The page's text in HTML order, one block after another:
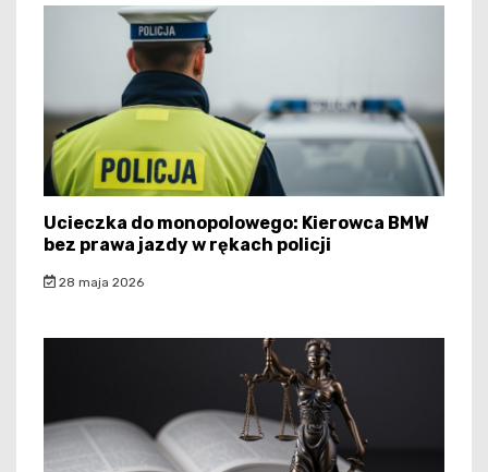
Ucieczka do monopolowego: Kierowca BMW
bez prawa jazdy w rękach policji
28 maja 2026